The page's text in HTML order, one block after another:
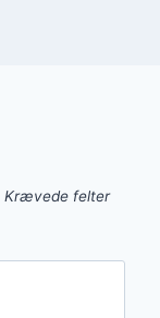
Krævede felter